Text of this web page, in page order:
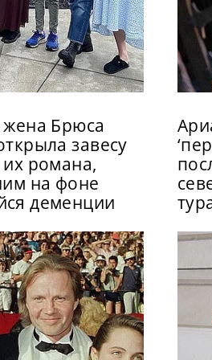
Брюса
завесу
романа,
на фоне
деменции